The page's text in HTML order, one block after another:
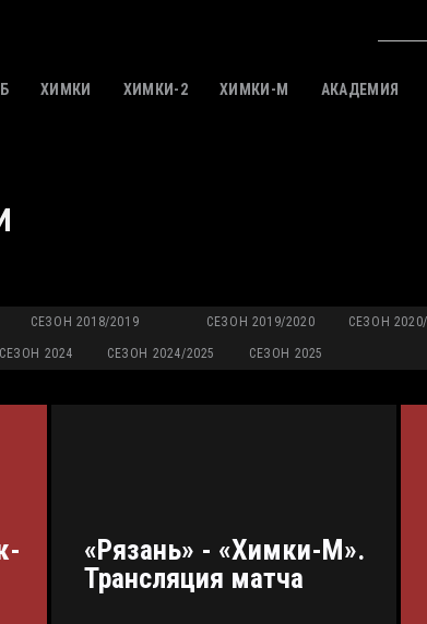
ХИМКИ ХИМКИ-2 ХИМКИ-M АКАДЕМИЯ
СЕЗОН 2018/2019 СЕЗОН 2019/2020 СЕЗОН 2020/
СЕЗОН 2024 СЕЗОН 2024/2025 СЕЗОН 2025
«Рязань» - «Химки-М».
Трансляция матча